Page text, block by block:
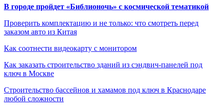
В городе пройдет «Библионочь» с космической тематикой
Проверить комплектацию и не только: что смотреть перед
заказом авто из Китая
Как соотнести видеокарту с монитором
Как заказать строительство зданий из сэндвич-панелей под
ключ в Москве
Строительство бассейнов и хамамов под ключ в Краснодаре
любой сложности